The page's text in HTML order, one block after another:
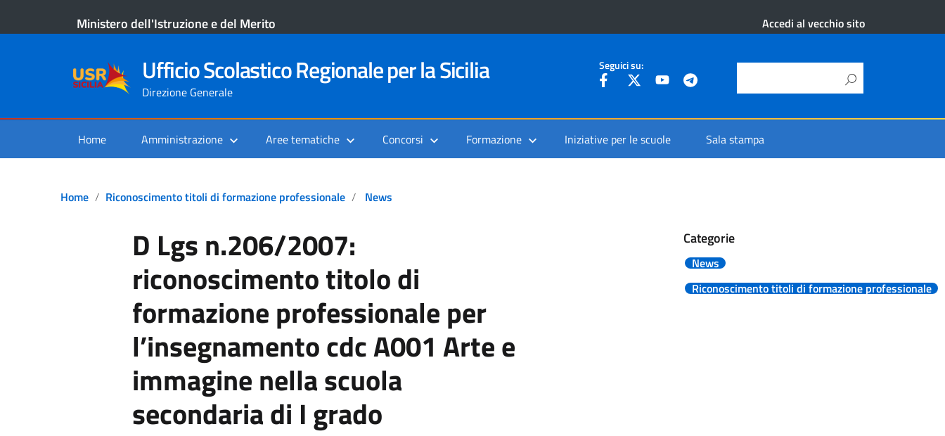
Ministero dell'Istruzione e del Merito Accedi al vecchio sito
Ufficio Scolastico Regionale per la Sicilia
Direzione Generale
Seguici su:
Home Amministrazione Aree tematiche Concorsi Formazione Iniziative per le scuole Sala stampa
Home Riconoscimento titoli di formazione professionale News
D Lgs n.206/2007:
riconoscimento titolo di
formazione professionale per
l’insegnamento cdc A001 Arte e
immagine nella scuola
secondaria di I grado
Categorie
News
Riconoscimento titoli di formazione professionale